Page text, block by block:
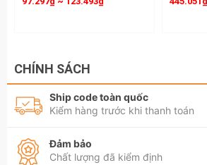
CHÍNH SÁCH
Ship code toàn quốc
Kiểm hàng trước khi thanh toán
Đảm bảo
Chất lượng đã kiểm định